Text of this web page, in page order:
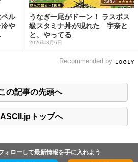
ル
や
うなぎ一尾がドーン！ ラスボス
級スタミナ丼が現れた 宇奈と
と、やってる
2026年8月6日
Recommended by
の記事の先頭へ
ASCII.jpトップへ
ォローして最新情報を手に入れよう